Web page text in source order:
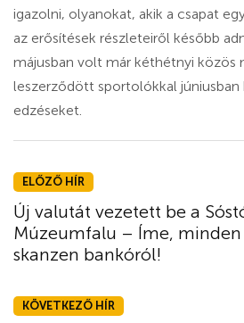
igazolni, olyanokat, akik a csapat
az erősítések részleteiről később
májusban volt már kéthétnyi közös
leszerződött sportolókkal júniusban
edzéseket.
ELŐZŐ HÍR
Új valutát vezetett be a
Múzeumfalu – Íme, minden
skanzen bankóról!
KÖVETKEZŐ HÍR